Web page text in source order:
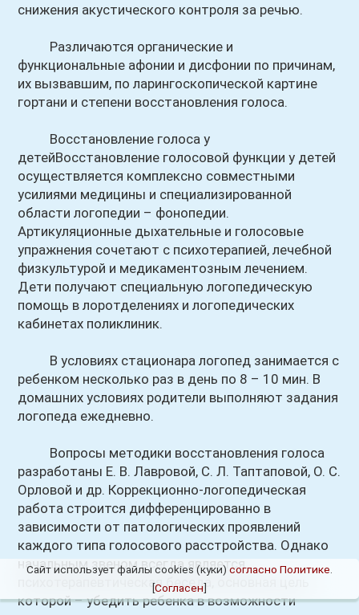
снижения акустического контроля за речью.
Различаются органические и
функциональные афонии и дисфонии по причинам,
их вызвавшим, по ларингоскопической картине
гортани и степени восстановления голоса.
Восстановление голоса у
детейВосстановление голосовой функции у детей
осуществляется комплексно совместными
усилиями медицины и специализированной
области логопедии – фонопедии.
Артикуляционные дыхательные и голосовые
упражнения сочетают с психотерапией, лечебной
физкультурой и медикаментозным лечением.
Дети получают специальную логопедическую
помощь в лоротделениях и логопедических
кабинетах поликлиник.
В условиях стационара логопед занимается с
ребенком несколько раз в день по 8 – 10 мин. В
домашних условиях родители выполняют задания
логопеда ежедневно.
Вопросы методики восстановления голоса
разработаны Е. В. Лавровой, С. Л. Таптаповой, О. С.
Орловой и др. Коррекционно-логопедическая
работа строится дифференцированно в
зависимости от патологических проявлений
каждого типа голосового расстройства. Однако
начальным звеном всегда является
психотерапевтическая беседа, основная цель
которой – убедить ребенка в возможности
Сайт использует файлы cookies (куки) согласно Политике
[Согласен]